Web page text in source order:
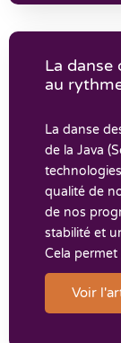
La danse
au
La danse
de la Java
qualité de
de nos
stabilité et
Cela
Voir